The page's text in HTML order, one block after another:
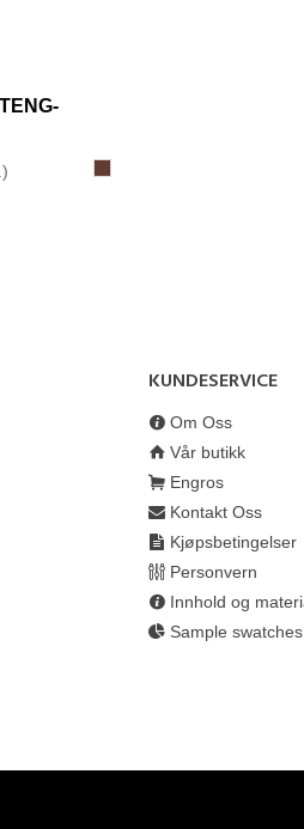
KUNDESERVICE
Om Oss
Vår butikk
Engros
Kontakt Oss
Kjøpsbetingelser
Personvern
Innhold og
Sample swatches